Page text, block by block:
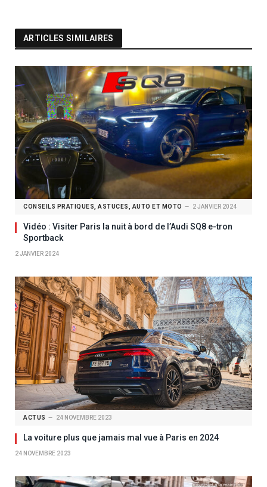
ARTICLES SIMILAIRES
CONSEILS PRATIQUES, ASTUCES, AUTO ET MOTO 2 JANVIER 2024
Vidéo : Visiter Paris la nuit à bord de l’Audi SQ8 e-tron
Sportback
2 JANVIER 2024
ACTUS 24 NOVEMBRE 2023
La voiture plus que jamais mal vue à Paris en 2024
24 NOVEMBRE 2023